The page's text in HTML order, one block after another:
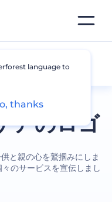
アのロゴ
と親の心を鷲掴みにしま
のサービスを宣伝しまし
language to
thanks